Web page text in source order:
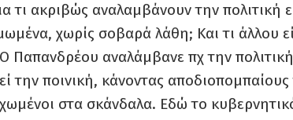
τι ακριβώς αναλαμβάνουν την
χωρίς σοβαρά λάθη; Και τι άλλου
Παπανδρέου αναλάμβανε πχ την
την ποινική, κάνοντας
στα σκάνδαλα. Εδώ το